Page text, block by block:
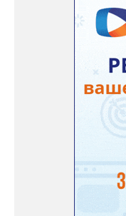
называемых северных
(он жёлтый и, говорят,
кило вызрел. Чтобы не
полосатиков в сетках
подкармливаю. Не
бахчеводы из южных
землячке: арбуз будет
пропадет матовость
норма зрелости для
размером с грецкий
людей и причину своих
нужно было делать
этого прикладывают к
Екатерина Громова,
Обсуждение новости
ВКОНТАКТЕ https://